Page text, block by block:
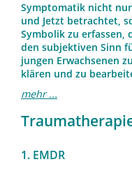
Symptomatik nicht
und Jetzt betrachtet,
Symbolik zu erfassen,
den subjektiven Sinn
jungen Erwachsenen
klären und zu
mehr ...
1. EMDR